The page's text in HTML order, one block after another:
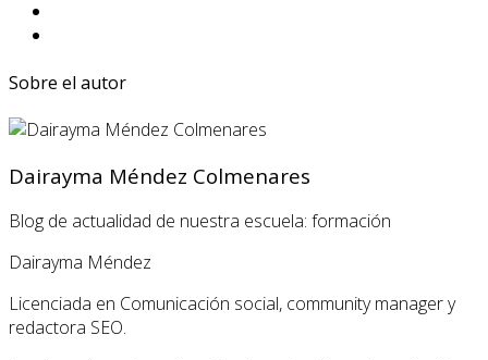
Sobre el autor
Dairayma Méndez Colmenares
Blog de actualidad de nuestra escuela: formación
Dairayma Méndez
Licenciada en Comunicación social, community manager y
redactora SEO.